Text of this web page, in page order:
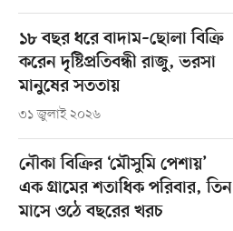
১৮ বছর ধরে বাদাম–ছোলা বিক্রি
করেন দৃষ্টিপ্রতিবন্ধী রাজু, ভরসা
মানুষের সততায়
৩১ জুলাই ২০২৬
নৌকা বিক্রির ‘মৌসুমি পেশায়’
এক গ্রামের শতাধিক পরিবার, তিন
মাসে ওঠে বছরের খরচ